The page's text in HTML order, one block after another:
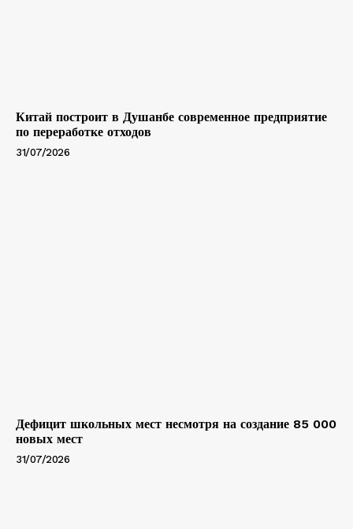
Китай построит в Душанбе современное предприятие
по переработке отходов
31/07/2026
Дефицит школьных мест несмотря на создание 85 000
новых мест
31/07/2026